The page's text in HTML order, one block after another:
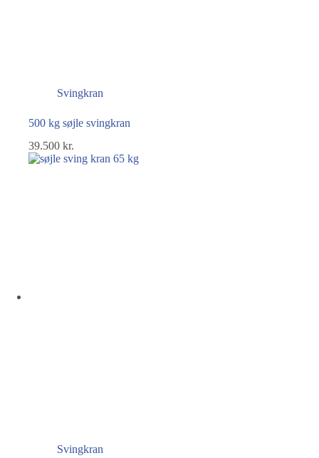
Svingkran
500 kg søjle svingkran
39.500 kr.
Svingkran